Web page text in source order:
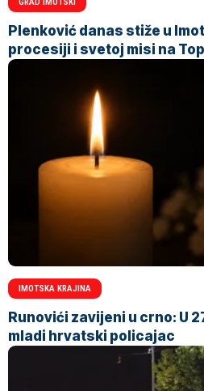
Plenković danas stiže u
procesiji i svetoj misi na
IMOTSKA KRAJINA
Runovići zavijeni u crno: U
mladi hrvatski policajac